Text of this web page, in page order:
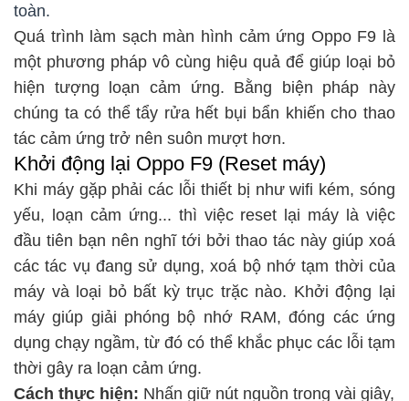
toàn.
Quá trình làm sạch màn hình cảm ứng Oppo F9 là
một phương pháp vô cùng hiệu quả để giúp loại bỏ
hiện tượng loạn cảm ứng. Bằng biện pháp này
chúng ta có thể tẩy rửa hết bụi bẩn khiến cho thao
tác cảm ứng trở nên suôn mượt hơn.
Khởi động lại Oppo F9 (Reset máy)
Khi máy gặp phải các lỗi thiết bị như wifi kém, sóng
yếu, loạn cảm ứng... thì việc reset lại máy là việc
đầu tiên bạn nên nghĩ tới bởi thao tác này giúp xoá
các tác vụ đang sử dụng, xoá bộ nhớ tạm thời của
máy và loại bỏ bất kỳ trục trặc nào. Khởi động lại
máy giúp giải phóng bộ nhớ RAM, đóng các ứng
dụng chạy ngầm, từ đó có thể khắc phục các lỗi tạm
thời gây ra loạn cảm ứng.
Cách thực hiện: Nhấn giữ nút nguồn trong vài giây,